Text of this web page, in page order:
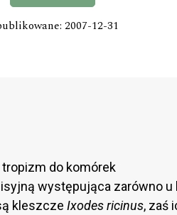
2007-12-31
do komórek
występująca zarówno u
kleszcze Ixodes ricinus, zaś